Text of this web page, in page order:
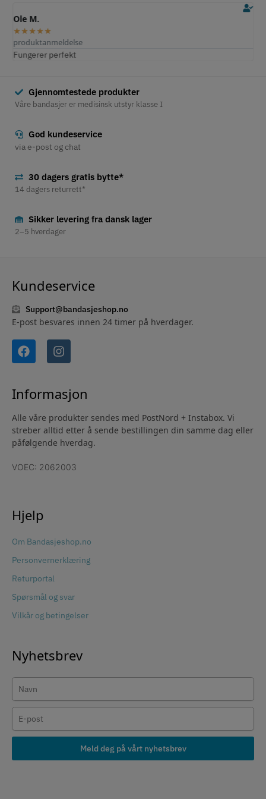
Ole M.
★ ★ ★ ★ ★
produktanmeldelse
Fungerer perfekt
Gjennomtestede produkter
Våre bandasjer er medisinsk utstyr klasse I
God kundeservice
via e-post og chat
30 dagers gratis bytte*
14 dagers returrett*
Sikker levering fra dansk lager
2–5 hverdager
Kundeservice
Support@bandasjeshop.no
E-post besvares innen 24 timer på hverdager.
Informasjon
Alle våre produkter sendes med PostNord + Instabox. Vi
streber alltid etter å sende bestillingen din samme dag eller
påfølgende hverdag.
VOEC: 2062003
Hjelp
Om Bandasjeshop.no
Personvernerklæring
Returportal
Spørsmål og svar
Vilkår og betingelser
Nyhetsbrev
Meld deg på vårt nyhetsbrev